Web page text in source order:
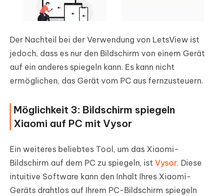
Der Nachteil bei der Verwendung von LetsView ist
jedoch, dass es nur den Bildschirm von einem Gerät
auf ein anderes spiegeln kann. Es kann nicht
ermöglichen, das Gerät vom PC aus fernzusteuern.
Möglichkeit 3: Bildschirm spiegeln
Xiaomi auf PC mit Vysor
Ein weiteres beliebtes Tool, um das Xiaomi-
Bildschirm auf dem PC zu spiegeln, ist Vysor. Diese
intuitive Software kann den Inhalt Ihres Xiaomi-
Geräts drahtlos auf Ihrem PC-Bildschirm spiegeln